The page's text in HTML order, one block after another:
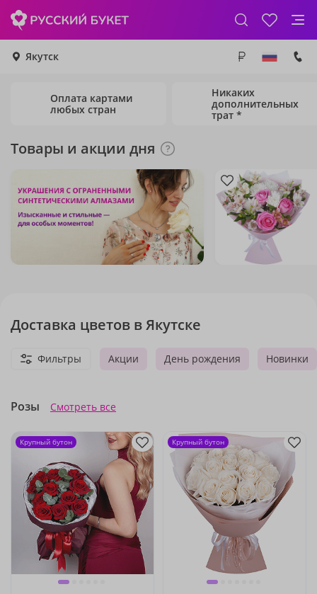
Якутск
Оплата картами
любых стран
Никаких
дополнительных
трат *
Товары и акции дня
Доставка цветов в Якутске
Акции День рождения Новинки
Фильтры
Розы Смотреть все
Крупный бутон Крупный бутон